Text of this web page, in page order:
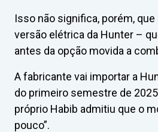
Isso não significa, porém,
versão elétrica da Hunter –
antes da opção movida a
A fabricante vai importar a
do primeiro semestre de
próprio Habib admitiu que o
pouco”.